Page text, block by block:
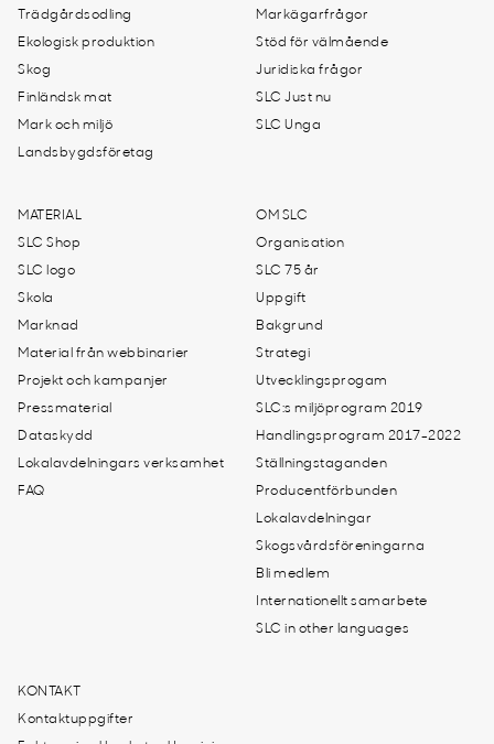
Trädgårdsodling
Ekologisk produktion
Skog
Finländsk mat
Mark och miljö
Landsbygdsföretag
Markägarfrågor
Stöd för välmående
Juridiska frågor
SLC Just nu
SLC Unga
MATERIAL
SLC Shop
SLC logo
Skola
Marknad
Material från webbinarier
Projekt och kampanjer
Pressmaterial
Dataskydd
Lokalavdelningars verksamhet
FAQ
OM SLC
Organisation
SLC 75 år
Uppgift
Bakgrund
Strategi
Utvecklingsprogam
SLC:s miljöprogram 2019
Handlingsprogram 2017-2022
Ställningstaganden
Producentförbunden
Lokalavdelningar
Skogsvårdsföreningarna
Bli medlem
Internationellt samarbete
SLC in other languages
KONTAKT
Kontaktuppgifter